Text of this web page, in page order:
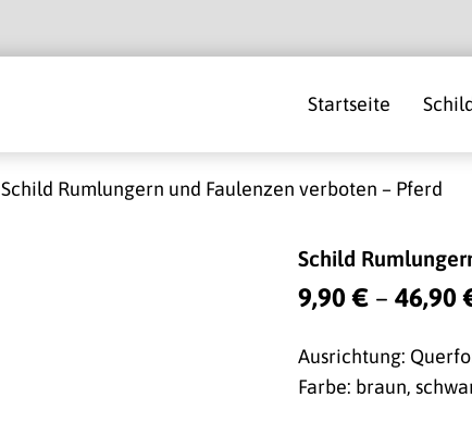
Startseite
Schild Rumlungern und Faulenzen verboten – Pferd
Schild
9,90€ – 46,90
Ausrichtung:
Farbe: braun,